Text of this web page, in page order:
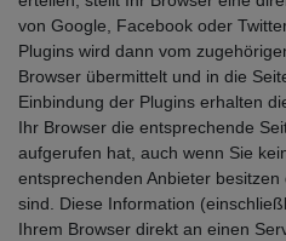
von Google, Facebook oder
Plugins wird dann vom
Browser übermittelt und in die
Einbindung der Plugins erhalten
Ihr Browser die entsprechende
aufgerufen hat, auch wenn Sie
entsprechenden Anbieter
sind. Diese Information
Ihrem Browser direkt an einen